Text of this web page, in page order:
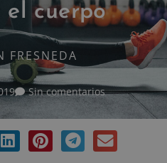
cuerpo
FRESNEDA
Sin comentarios